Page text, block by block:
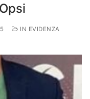
IN EVIDENZA